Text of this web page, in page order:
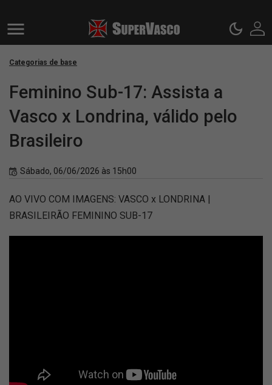
Categorias de base
Feminino Sub-17: Assista a
Vasco x Londrina, válido pelo
Brasileiro
Sábado, 06/06/2026 às 15h00
AO VIVO COM IMAGENS: VASCO x LONDRINA |
BRASILEIRÃO FEMININO SUB-17